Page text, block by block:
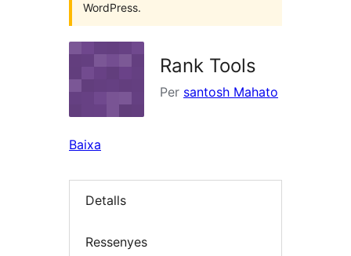
WordPress.
Rank Tools
Per santosh Mahato
Baixa
Detalls
Ressenyes